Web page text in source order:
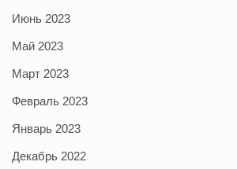
Июнь 2023
Май 2023
Март 2023
Февраль 2023
Январь 2023
Декабрь 2022